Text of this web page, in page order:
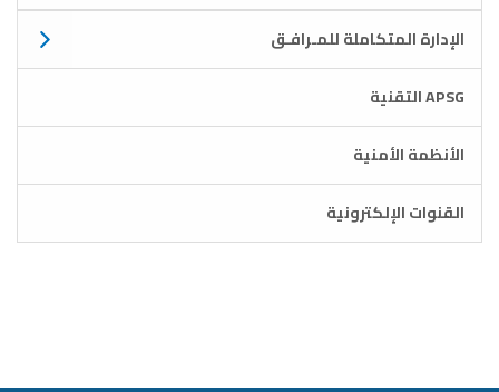
الإدارة المتكاملة للمـرافـق
APSG التقنية
الأنظمة الأمنية
القنوات الإلكترونية